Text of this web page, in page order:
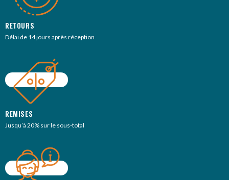
RETOURS
Délai de 14 jours après réception
REMISES
Jusqu’à 20% sur le sous-total